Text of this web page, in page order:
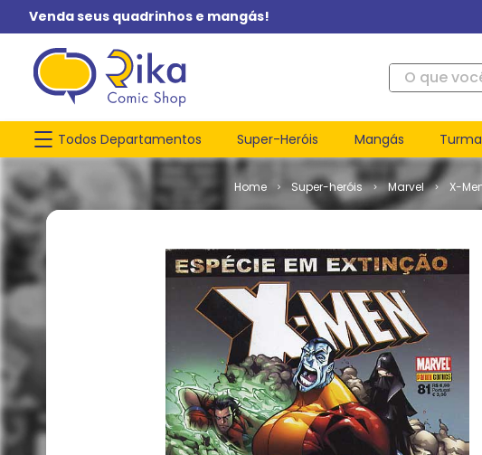
Venda seus quadrinhos e mangás!
O que você
Todos Departamentos Super-Heróis Mangás
Super-heróis Marvel X-